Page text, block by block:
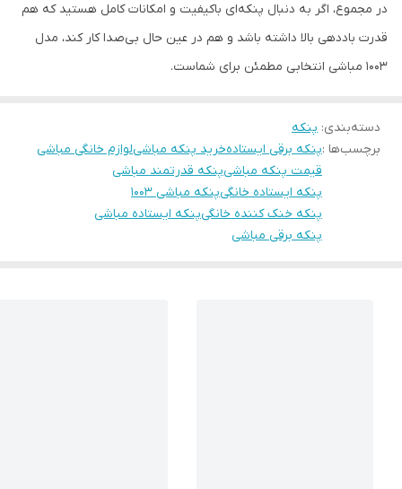
در مجموع، اگر به دنبال پنکه‌ای باکیفیت و امکانات کامل هستید که هم
قدرت باددهی بالا داشته باشد و هم در عین حال بی‌صدا کار کند، مدل
1003 مباشی انتخابی مطمئن برای شماست.
دسته‌بندی: پنکه
برچسب‌ها :پنکه برقی ایستادهخرید پنکه مباشیلوازم خانگی مباشی
قیمت پنکه مباشیپنکه قدرتمند مباشی
پنکه ایستاده خانگیپنکه مباشی 1003
پنکه خنک کننده خانگیپنکه ایستاده مباشی
پنکه برقی مباشی